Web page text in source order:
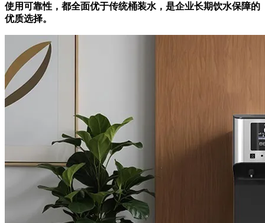
使用可靠性，都全面优于传统桶装水，是企业长期饮水保障的
优质选择。